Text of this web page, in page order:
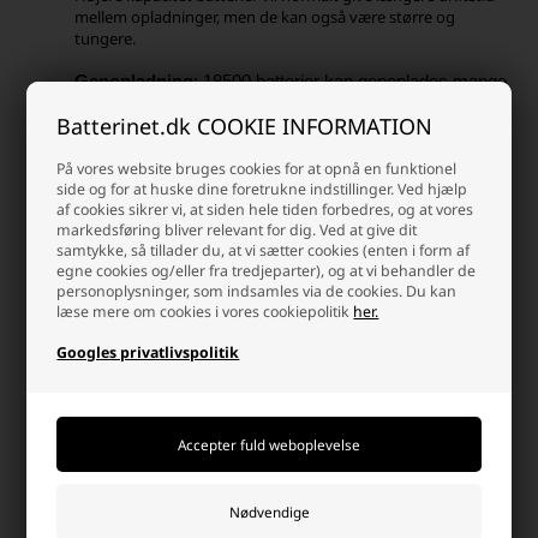
Batterinet.dk COOKIE INFORMATION
På vores website bruges cookies for at opnå en funktionel
side og for at huske dine foretrukne indstillinger. Ved hjælp
af cookies sikrer vi, at siden hele tiden forbedres, og at vores
markedsføring bliver relevant for dig. Ved at give dit
samtykke, så tillader du, at vi sætter cookies (enten i form af
egne cookies og/eller fra tredjeparter), og at vi behandler de
personoplysninger, som indsamles via de cookies. Du kan
læse mere om cookies i vores cookiepolitik her.
Googles privatlivspolitik
mellem opladninger, men de kan også være større og
tungere.
Genopladning: 18500 batterier kan genoplades mange
forhold til engangsbatterier.
hjælp af en passende oplader, der er designet til lithium-ion-
batterier.
Brug en kompatibel oplader: Sørg for at bruge en
oplader, der er designet til genopladning af lithium-
ion-batterier, og som er kompatibel med 18500-
batterier. En passende oplader vil have indstillinger og
funktioner, der er egnet til disse batterier og sikrer en
batterierne er fuldt opladet. Overopladning af lithium-
ion-batterier kan være farligt og kan reducere
batteriets levetid.
ved ekstreme temperaturer, da dette kan påvirke